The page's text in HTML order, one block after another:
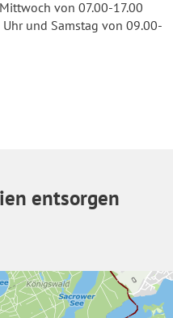
von 07.00-17.00
und Samstag von 09.00-
entsorgen